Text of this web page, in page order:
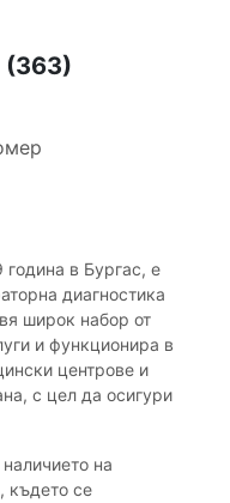
(363)
в Бургас, е
диагностика
широк набор от
и функционира в
центрове и
с цел да осигури
на
където се